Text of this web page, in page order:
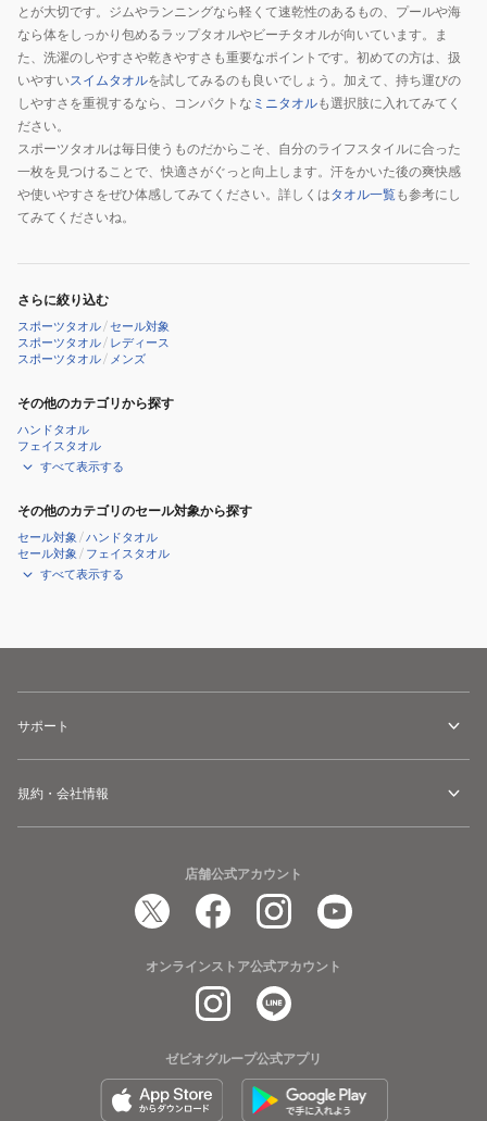
とが大切です。ジムやランニングなら軽くて速乾性のあるもの、プールや海
なら体をしっかり包めるラップタオルやビーチタオルが向いています。ま
た、洗濯のしやすさや乾きやすさも重要なポイントです。初めての方は、扱
いやすいスイムタオルを試してみるのも良いでしょう。加えて、持ち運びの
しやすさを重視するなら、コンパクトな ミニタオルも選択肢に入れてみてく
ださい。
スポーツタオルは毎日使うものだからこそ、自分のライフスタイルに合った
一枚を見つけることで、快適さがぐっと向上します。汗をかいた後の爽快感
や使いやすさをぜひ体感してみてください。詳しくはタオル一覧も参考にし
てみてくださいね。
さらに絞り込む
スポーツタオル/セール対象
スポーツタオル/ レディース
スポーツタオル/ メンズ
その他のカテゴリから探す
ハンドタオル
フェイスタオル
すべて表示する
その他のカテゴリのセール対象から探す
セール対象 /ハンドタオル
セール対象 / フェイスタオル
すべて表示する
サポート
規約・会社情報
店舗公式アカウント
オンラインストア公式アカウント
ゼビオグループ公式アプリ